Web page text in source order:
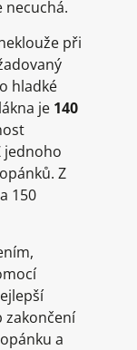
při
hladké
je 140
jednoho
Z
150
zakončení
a